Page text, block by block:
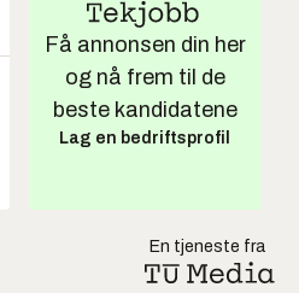
Få annonsen din her
og nå frem til de
beste kandidatene
Lag en bedriftsprofil
En tjeneste fra